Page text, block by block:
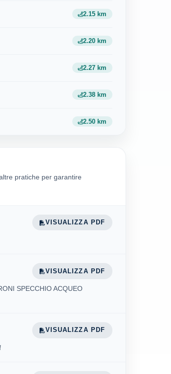
2.15 km
2.20 km
2.27 km
2.38 km
2.50 km
pratiche per garantire
VISUALIZZA PDF
VISUALIZZA PDF
SPECCHIO ACQUEO
VISUALIZZA PDF